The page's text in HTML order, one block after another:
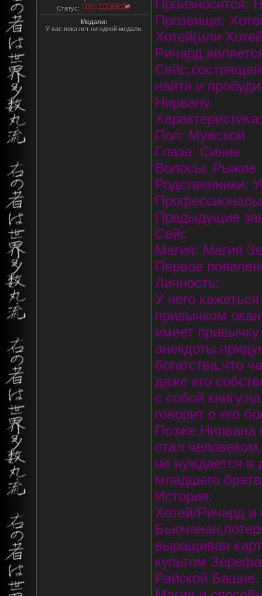
Статус:
Медали:
У вас пока нет ни одной медали.
Произносится:
Прозвище:
Хотей(или
найти и
Нирвану.
Пол: Мужской
Глаза: Синие
Волосы: Рыжие
Родственники:
Предыдущие
Сейс
Магия: Магия
Первое
Личность:
У него
привычком
имеет
богатства,что
даже его
с собой
говорит о его
Позже,Нирвана
стал
не нуждается в
младшего
История:
Хотей/Ричард и
выращивая
культом
Райской Башне.